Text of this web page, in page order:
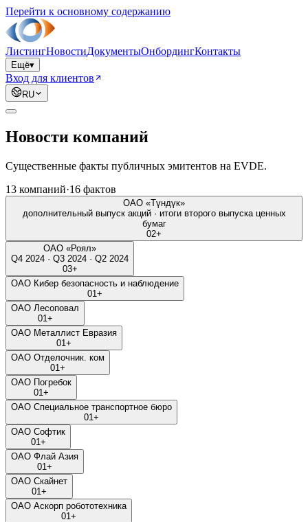
Перейти к основному содержанию
ЛистингНовостиДокументыОнбордингКонтакты
Ещё▾
Вход для клиентов
RU
Новости компаний
Существенные факты публичных эмитентов на EVDE.
13 компаний·16 фактов
ОАО «Түндүк»
дополнительный выпуск акций · итоги второго выпуска ценных
бумаг
02+
ОАО «Роял»
Q4 2024 · Q3 2024 · Q2 2024
03+
ОАО Кибер безопасность и наблюдение
01 +
ОАО Лесоповал
01 +
ОАО Металлист Евразия
01 +
ОАО Отделочник. ком
01 +
ОАО Погребок
01 +
ОАО Специальное транспортное бюро
01 +
ОАО Софтик
01 +
ОАО Флай Азия
01 +
ОАО Скайнет
01 +
ОАО Аскорп робототехника
01 +